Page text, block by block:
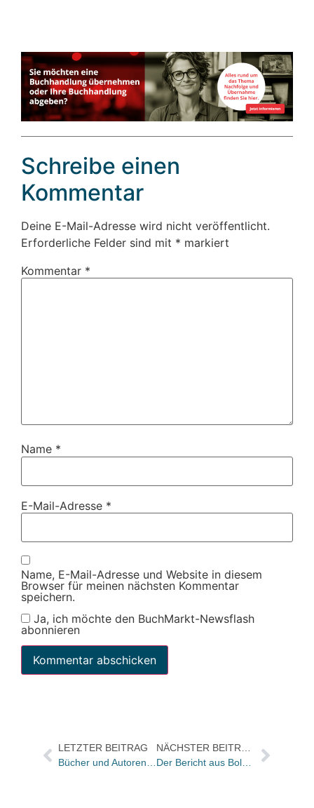
Schreibe einen
Kommentar
Deine E-Mail-Adresse wird nicht veröffentlicht.
Erforderliche Felder sind mit * markiert
Kommentar *
Name *
E-Mail-Adresse *
Name, E-Mail-Adresse und Website in diesem
Browser für meinen nächsten Kommentar
speichern.
Ja, ich möchte den BuchMarkt-Newsflash
abonnieren
LETZTER BEITRAG
Bücher und Autoren heute in der „Literarischen Welt“ und morgen in der FAS
NÄCHSTER BEITRAG
Der Bericht aus Bologna: Die Branche bleibt bunt